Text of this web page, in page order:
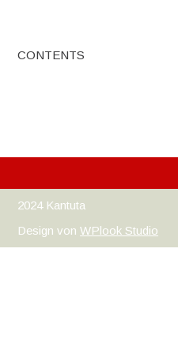
CONTENTS
2024 Kantuta
Design vonWPlook Studio